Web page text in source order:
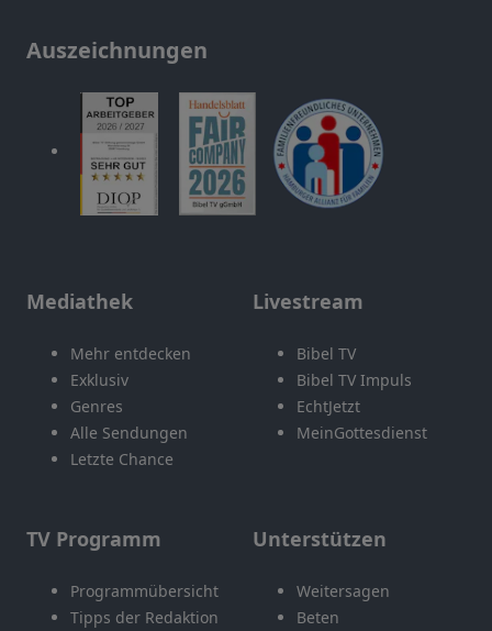
Auszeichnungen
Mediathek
Mehr entdecken
Exklusiv
Genres
Alle Sendungen
Letzte Chance
Livestream
Bibel TV
Bibel TV Impuls
EchtJetzt
MeinGottesdienst
TV Programm
Programmübersicht
Tipps der Redaktion
Unterstützen
Weitersagen
Beten